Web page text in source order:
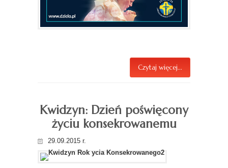
Czytaj więcej...
Kwidzyn: Dzień poświęcony
życiu konsekrowanemu
29.09.2015 r.